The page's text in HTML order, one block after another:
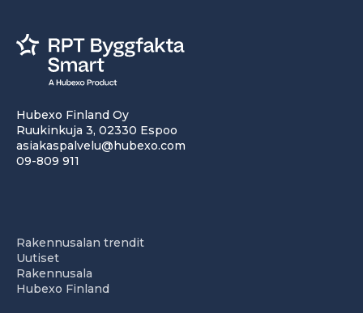
Hubexo Finland Oy
Ruukinkuja 3, 02330 Espoo
asiakaspalvelu@hubexo.com
09-809 911
Rakennusalan trendit
Uutiset
Rakennusala
Hubexo Finland